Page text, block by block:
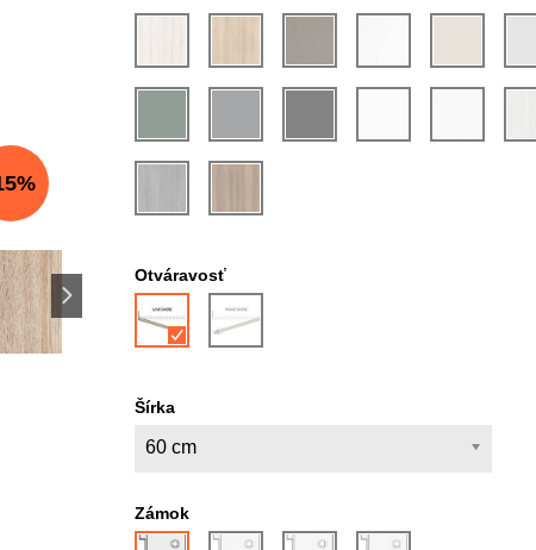
Otváravosť
Šírka
60 cm
Zámok